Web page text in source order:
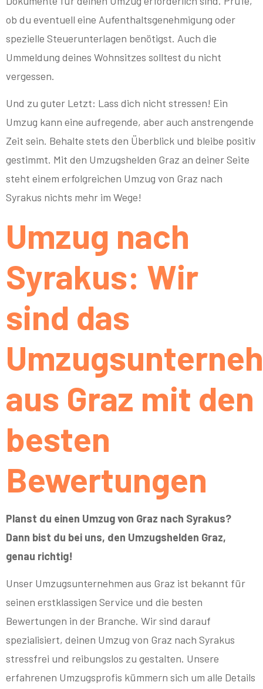
ob du eventuell eine Aufenthaltsgenehmigung oder
spezielle Steuerunterlagen benötigst. Auch die
Ummeldung deines Wohnsitzes solltest du nicht
vergessen.
Und zu guter Letzt: Lass dich nicht stressen! Ein
Umzug kann eine aufregende, aber auch anstrengende
Zeit sein. Behalte stets den Überblick und bleibe positiv
gestimmt. Mit den Umzugshelden Graz an deiner Seite
steht einem erfolgreichen Umzug von Graz nach
Syrakus nichts mehr im Wege!
Umzug nach
Syrakus: Wir
sind das
aus Graz mit den
besten
Bewertungen
Planst du einen Umzug von Graz nach Syrakus?
Dann bist du bei uns, den Umzugshelden Graz,
genau richtig!
Unser Umzugsunternehmen aus Graz ist bekannt für
seinen erstklassigen Service und die besten
Bewertungen in der Branche. Wir sind darauf
spezialisiert, deinen Umzug von Graz nach Syrakus
stressfrei und reibungslos zu gestalten. Unsere
erfahrenen Umzugsprofis kümmern sich um alle Details